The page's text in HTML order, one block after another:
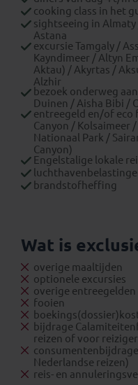
cooking class in het
sightseeing in
Astana
excursie Tamgaly /
Kayndimeer / Altyn
Aktau) / Akyrtas /
Alzhir
bezoek onderweg
Duinen / Aisha Bibi /
entreegeld en/of eco
Canyon / Kolsaimeer
Nationaal Park /
Canyon)
Engelstalige lokale
brandstofheffing
Wat is
overige maaltijden
optionele excursies
overige entreegelden
fooien
bijdrage
reizen of voor
consumentenbijdrage
Nederlandse reizen)
reis- en